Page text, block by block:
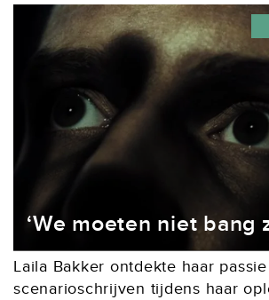
met It Will Rain, een film over
broers, die onterecht...
‘We moeten niet bang
Laila Bakker ontdekte haar
scenarioschrijven tijdens haar